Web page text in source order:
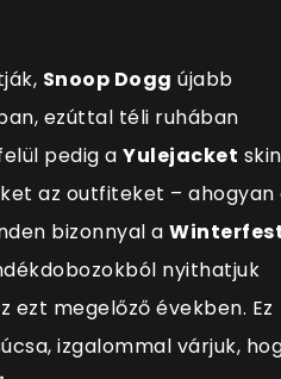
Snoop Dogg újabb
ezúttal téli ruhában
pedig a Yulejacket skin
az outfiteket – ahogyan
bizonnyal a
nyithatjuk
ezt megelőző években. Ez
izgalommal várjuk,